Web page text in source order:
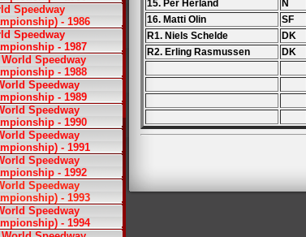
Speedway
- 1986
Speedway
- 1987
World Speedway
- 1988
Speedway
- 1989
Speedway
- 1990
Speedway
- 1991
Speedway
- 1992
Speedway
- 1993
Speedway
- 1994
15. Per Herland
N
16. Matti Olin
SF
R1. Niels Schelde
DK
R2. Erling Rasmussen
DK